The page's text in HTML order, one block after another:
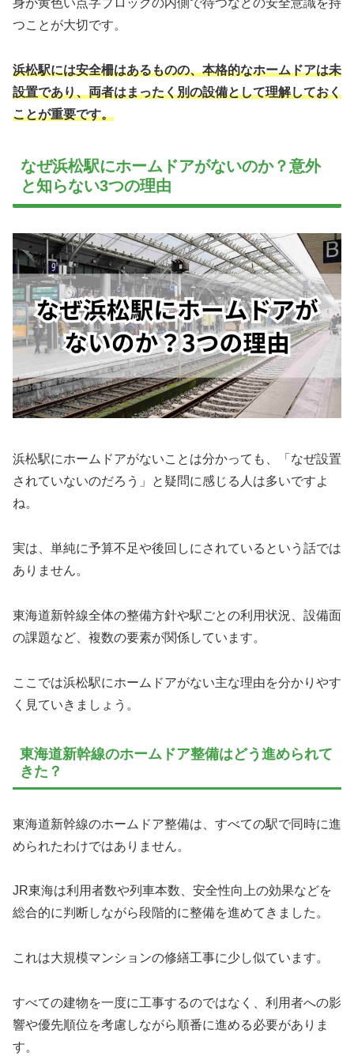
身が黄色い点字ブロックの内側で待つなどの安全意識を持
つことが大切です。
浜松駅には安全柵はあるものの、本格的なホームドアは未
設置であり、両者はまったく別の設備として理解しておく
ことが重要です。
なぜ浜松駅にホームドアがないのか？意外
と知らない3つの理由
浜松駅にホームドアがないことは分かっても、「なぜ設置
されていないのだろう」と疑問に感じる人は多いですよ
ね。
実は、単純に予算不足や後回しにされているという話では
ありません。
東海道新幹線全体の整備方針や駅ごとの利用状況、設備面
の課題など、複数の要素が関係しています。
ここでは浜松駅にホームドアがない主な理由を分かりやす
く見ていきましょう。
東海道新幹線のホームドア整備はどう進められて
きた？
東海道新幹線のホームドア整備は、すべての駅で同時に進
められたわけではありません。
JR東海は利用者数や列車本数、安全性向上の効果などを
総合的に判断しながら段階的に整備を進めてきました。
これは大規模マンションの修繕工事に少し似ています。
すべての建物を一度に工事するのではなく、利用者への影
響や優先順位を考慮しながら順番に進める必要がありま
す。